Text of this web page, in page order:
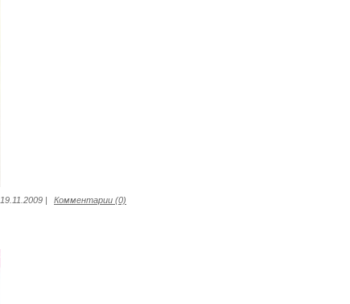
19.11.2009 | Комментарии (0)